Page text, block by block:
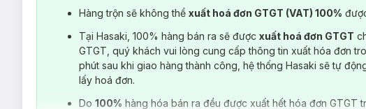
Hàng trộn sẽ không thể xuất hoá đơn GTGT (VAT) 100%
Tại Hasaki, 100% hàng bán ra sẽ được xuất hoá đơn GTGT
GTGT, quý khách vui lòng cung cấp thông tin xuất hóa đơn
phút sau khi giao hàng thành công, hệ thống Hasaki sẽ tự
lấy hoá đơn.
Do 100% hàng hóa bán ra đều được xuất hết hóa đơn GTGT